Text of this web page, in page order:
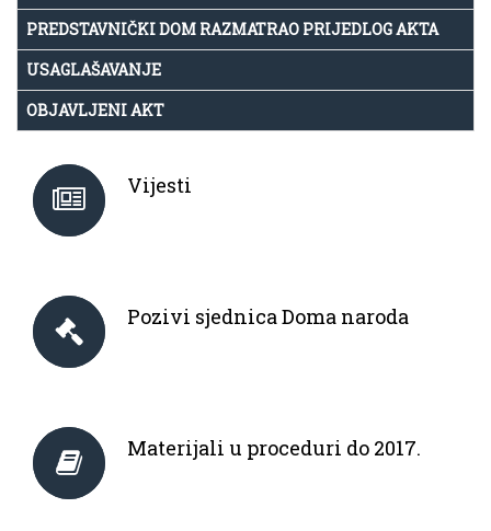
PREDSTAVNIČKI DOM RAZMATRAO PRIJEDLOG AKTA
USAGLAŠAVANJE
OBJAVLJENI AKT
Vijesti
Pozivi sjednica Doma naroda
Materijali u proceduri do 2017.